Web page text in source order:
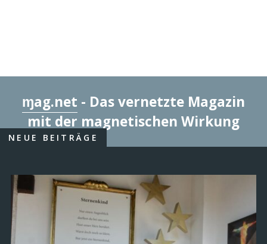
ɱag.net - Das vernetzte Magazin
mit der magnetischen Wirkung
NEUE BEITRÄGE